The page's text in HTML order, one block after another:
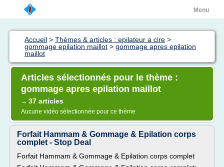
Menu
Accueil > Thèmes & articles : epilateur a cire >
gommage epilation maillot > gommage apres epilation
maillot
Articles sélectionnés pour le thème :
gommage apres epilation maillot
→ 37 articles
Aucune vidéo sélectionnée pour ce thème
Forfait Hammam & Gommage & Epilation corps
complet - Stop Deal
Forfait Hammam & Gommage & Epilation corps complet